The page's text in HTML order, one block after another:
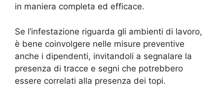
in maniera completa ed efficace.
Se l’infestazione riguarda gli ambienti di lavoro,
è bene coinvolgere nelle misure preventive
anche i dipendenti, invitandoli a segnalare la
presenza di tracce e segni che potrebbero
essere correlati alla presenza dei topi.